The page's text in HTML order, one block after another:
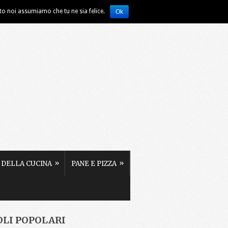
CUCINA » PANE E PIZZA »
POPOLARI
noi assumiamo che tu ne sia felice. Ok